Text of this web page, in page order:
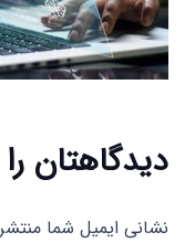
دیدگاهتان
نشانی ایمیل شما